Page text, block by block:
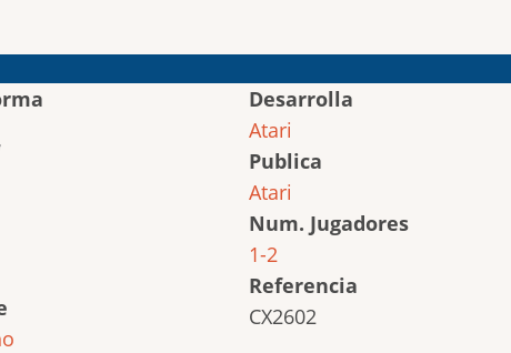
Desarrolla
Atari
Publica
Atari
Num. Jugadores
1-2
Referencia
CX2602